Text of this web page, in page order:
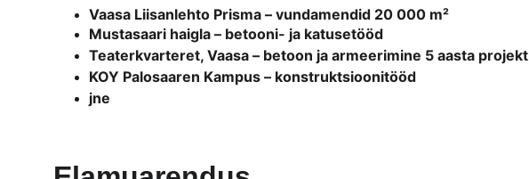
Vaasa Liisanlehto Prisma – vundamendid 20 000 m²
Mustasaari haigla – betooni- ja katusetööd
Teaterkvarteret, Vaasa – betoon ja armeerimine 5 aasta projekt
KOY Palosaaren Kampus – konstruktsioonitööd
jne